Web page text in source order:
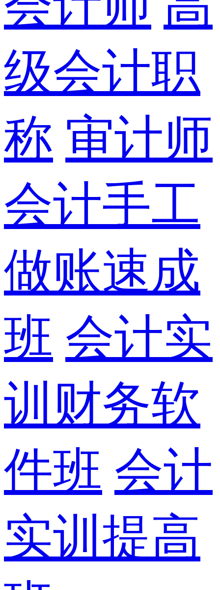
级会计职
称 审计师
会计手工
做账速成
班 会计实
训财务软
件班 会计
实训提高